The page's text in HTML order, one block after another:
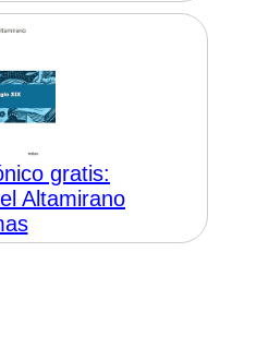
gratis:
Altamirano